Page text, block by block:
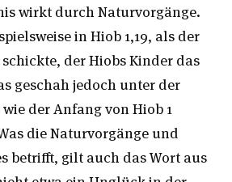
wirkt durch Naturvorgänge.
in Hiob 1,19, als der
der Hiobs Kinder das
geschah jedoch unter der
der Anfang von Hiob 1
die Naturvorgänge und
betrifft, gilt auch das Wort aus